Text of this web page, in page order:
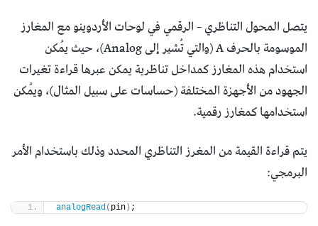
يتصل المحول التناظري – الرقمي في لوحات الأردوينو مع المغارز
الموسومة بالحرف A (والتي تُشير إلى Analog)، حيث يُمكن
استخدام هذه المغارز كمداخل تناظرية يمكن عبرها قراءة تغيرات
الجهود من الأجهزة المختلفة (حساسات على سبيل المثال)، ويُمكن
استخدامها كمغارز رقمية.
يتم قراءة القيمة من المغرز التناظري المحدد وذلك باستخدام الأمر
البرمجي:
analogRead ( pin) ;